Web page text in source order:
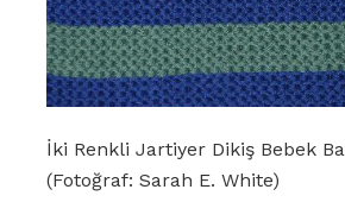
İki Renkli Jartiyer Dikiş Bebek
(Fotoğraf: Sarah E. White)